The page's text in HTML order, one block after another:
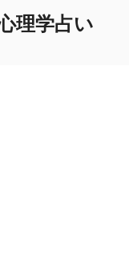
理学占い